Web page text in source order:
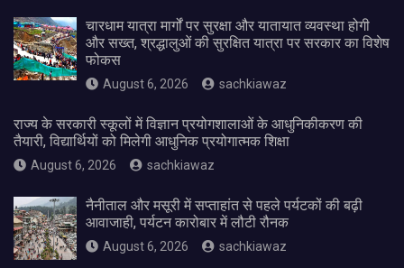
चारधाम यात्रा मार्गों पर सुरक्षा और यातायात व्यवस्था होगी
और सख्त, श्रद्धालुओं की सुरक्षित यात्रा पर सरकार का विशेष
फोकस
August 6, 2026 sachkiawaz
राज्य के सरकारी स्कूलों में विज्ञान प्रयोगशालाओं के आधुनिकीकरण की
तैयारी, विद्यार्थियों को मिलेगी आधुनिक प्रयोगात्मक शिक्षा
August 6, 2026 sachkiawaz
नैनीताल और मसूरी में सप्ताहांत से पहले पर्यटकों की बढ़ी
आवाजाही, पर्यटन कारोबार में लौटी रौनक
August 6, 2026 sachkiawaz